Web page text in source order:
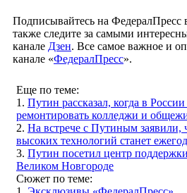
Подписывайтесь на ФедералПресс
также следите за самыми
канале Дзен. Все самое важное и
канале «ФедералПресс».
Еще по теме:
1. Путин рассказал, когда в
ремонтировать колледжи и
2. На встрече с Путиным заявили,
высоких технологий станет
3. Путин посетил центр
Великом Новгороде
Сюжет по теме: